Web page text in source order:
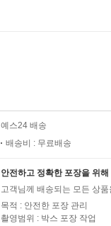
예스24 배송
배송비 : 무료배송
안전하고 정확한 포장을 위
고객님께 배송되는 모든 상
목적 : 안전한 포장 관리
촬영범위 : 박스 포장 작업